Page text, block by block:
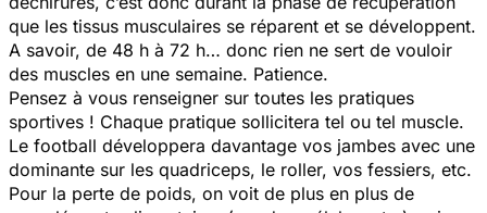
que les tissus musculaires se réparent et se développent.
A savoir, de 48 h à 72 h… donc rien ne sert de vouloir
des muscles en une semaine. Patience.
Pensez à vous renseigner sur toutes les pratiques
sportives ! Chaque pratique sollicitera tel ou tel muscle.
Le football développera davantage vos jambes avec une
dominante sur les quadriceps, le roller, vos fessiers, etc.
Pour la perte de poids, on voit de plus en plus de